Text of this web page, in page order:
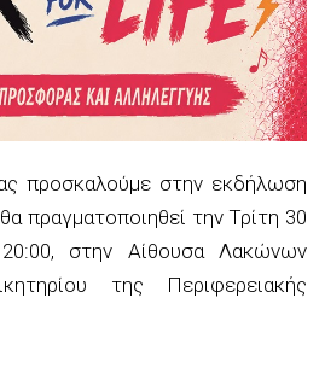
προσκαλούμε στην εκδήλωση
πραγματοποιηθεί την Τρίτη 30
20:00, στην Αίθουσα Λακώνων
της Περιφερειακής